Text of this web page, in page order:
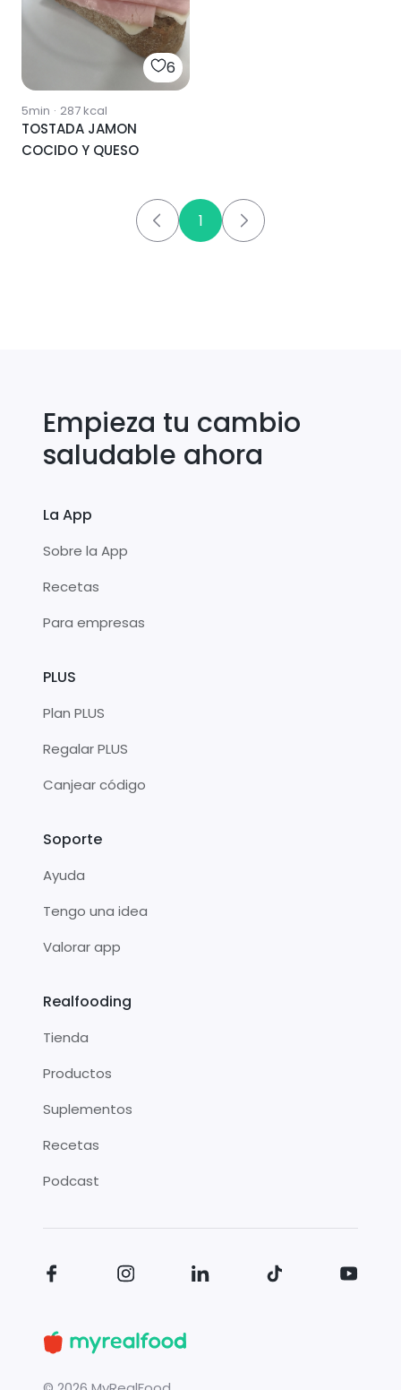
6
5min · 287kcal
TOSTADA JAMON
COCIDO Y QUESO
1
Empieza tu cambio
saludable ahora
La App
Sobre la App
Recetas
Para empresas
PLUS
Plan PLUS
Regalar PLUS
Canjear código
Soporte
Ayuda
Tengo una idea
Valorar app
Realfooding
Tienda
Productos
Suplementos
Recetas
Podcast